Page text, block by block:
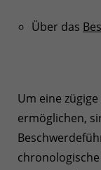
Über das
Um eine
ermöglichen,